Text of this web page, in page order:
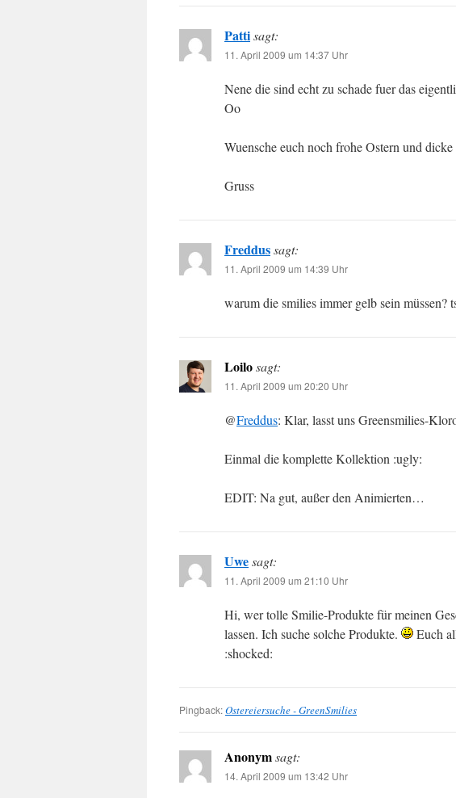
Pattisagt:
11. April 2009 um 14:37 Uhr
Nene die sind echt zu schade fuer das
Oo
Wuensche euch noch frohe Ostern und
Gruss
Freddussagt:
11. April 2009 um 14:39 Uhr
warum die smilies immer gelb sein müssen?
Loilosagt:
11. April 2009 um 20:20 Uhr
@Freddus: Klar, lasst uns Greensmilies-
Einmal die komplette Kollektion :ugly:
EDIT: Na gut, außer den Animierten…
Uwesagt:
11. April 2009 um 21:10 Uhr
Hi, wer tolle Smilie-Produkte für meinen
lassen. Ich suche solche Produkte.
Euch
:shocked:
Pingback:Ostereiersuche - GreenSmilies
Anonymsagt:
14. April 2009 um 13:42 Uhr